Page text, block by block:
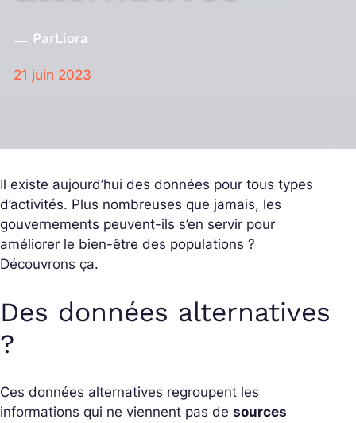
ParLiora
21 juin 2023
Il existe aujourd’hui des données pour tous types
d’activités. Plus nombreuses que jamais, les
gouvernements peuvent-ils s’en servir pour
améliorer le bien-être des populations ?
Découvrons ça.
Des données alternatives
?
Ces données alternatives regroupent les
informations qui ne viennent pas de sources